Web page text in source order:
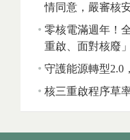
情同意，嚴審核
零核電滿週年！
重啟、面對核廢」
守護能源轉型2.0
核三重啟程序草